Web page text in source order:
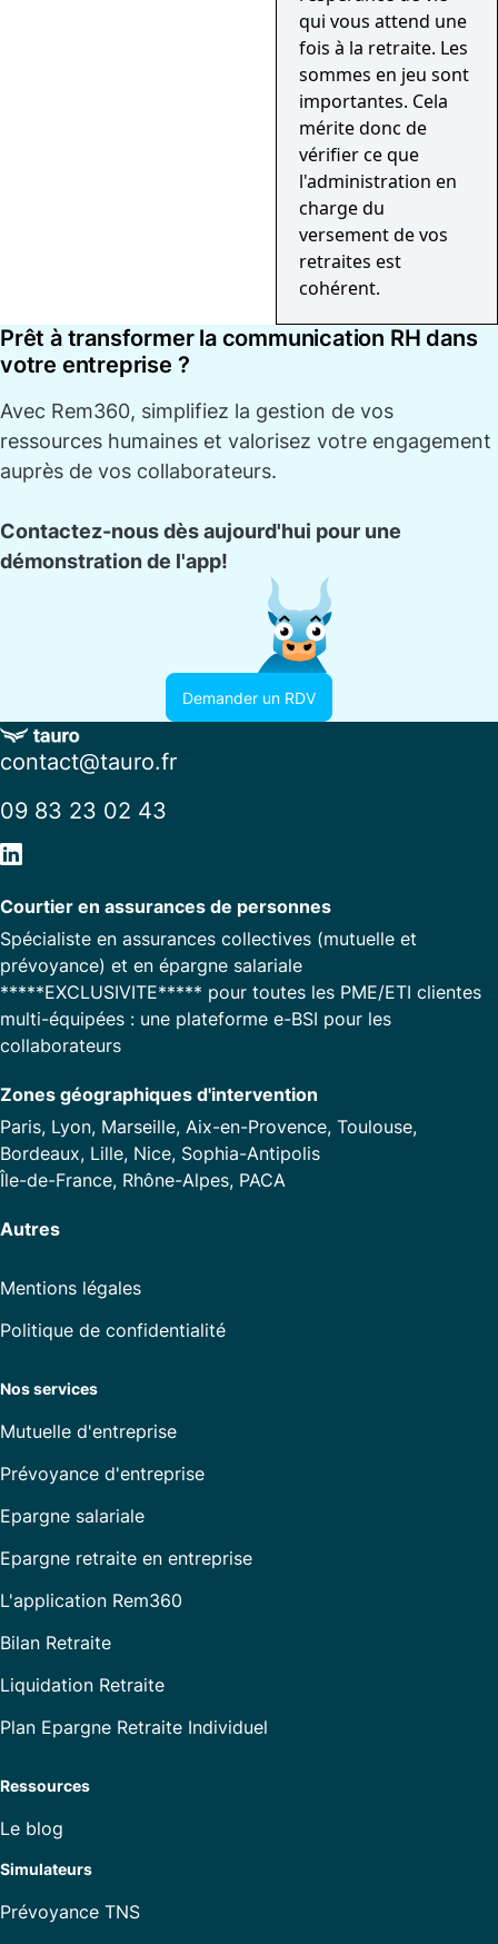
qui vous attend une
fois à la retraite. Les
sommes en jeu sont
importantes. Cela
mérite donc de
vérifier ce que
l'administration en
charge du
versement de vos
retraites est
cohérent.
Prêt à transformer la communication RH dans
votre entreprise ?
Avec Rem360, simplifiez la gestion de vos
ressources humaines et valorisez votre engagement
auprès de vos collaborateurs.
Contactez-nous dès aujourd'hui pour une
démonstration de l'app!
Demander un RDV
contact@tauro.fr
09 83 23 02 43
Courtier en assurances de personnes
Spécialiste en assurances collectives (mutuelle et
prévoyance) et en épargne salariale
*****EXCLUSIVITE***** pour toutes les PME/ETI clientes
multi-équipées : une plateforme e-BSI pour les
collaborateurs
Zones géographiques d'intervention
Paris, Lyon, Marseille, Aix-en-Provence, Toulouse,
Bordeaux, Lille, Nice, Sophia-Antipolis
Île-de-France, Rhône-Alpes, PACA
Autres
Mentions légales
Politique de confidentialité
Nos services
Mutuelle d'entreprise
Prévoyance d'entreprise
Epargne salariale
Epargne retraite en entreprise
L'application Rem360
Bilan Retraite
Liquidation Retraite
Plan Epargne Retraite Individuel
Ressources
Le blog
Simulateurs
Prévoyance TNS